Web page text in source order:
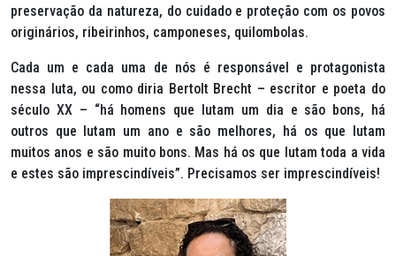
preservação da natureza, do cuidado e proteção com os povos
originários, ribeirinhos, camponeses, quilombolas.
Cada um e cada uma de nós é responsável e protagonista
nessa luta, ou como diria Bertolt Brecht – escritor e poeta do
século XX – “há homens que lutam um dia e são bons, há
outros que lutam um ano e são melhores, há os que lutam
muitos anos e são muito bons. Mas há os que lutam toda a vida
e estes são imprescindíveis”. Precisamos ser imprescindíveis!